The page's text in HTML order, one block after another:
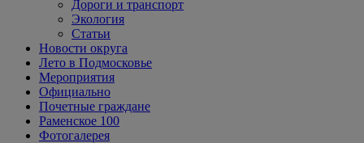
Дороги и транспорт
Экология
Статьи
Новости округа
Лето в Подмосковье
Мероприятия
Официально
Почетные граждане
Раменское 100
Фотогалерея